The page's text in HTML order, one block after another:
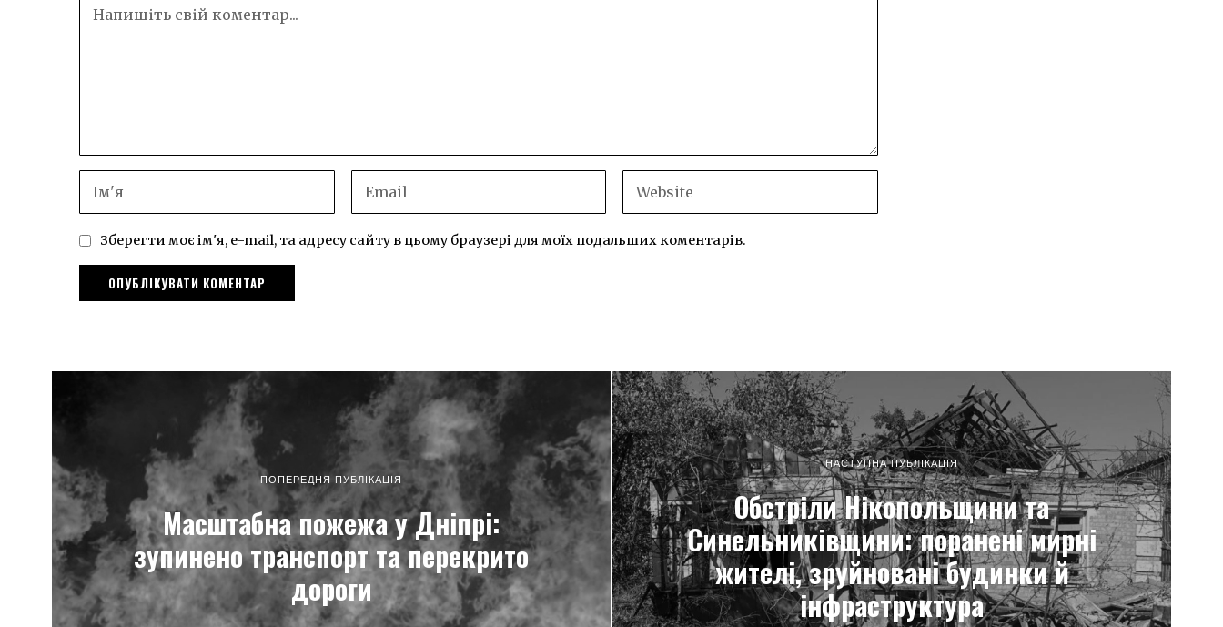
Зберегти моє ім'я, e-mail, та адресу сайту в цьому браузері для моїх подальших коментарів.
ПОПЕРЕДНЯ ПУБЛІКАЦІЯ
Масштабна пожежа у Дніпрі:
зупинено транспорт та перекрито
дороги
НАСТУПНА ПУБЛІКАЦІЯ
Обстріли Нікопольщини та
Синельниківщини: поранені мирні
жителі, зруйновані будинки й
інфраструктура